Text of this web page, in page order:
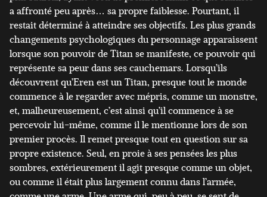
a affronté peu après… sa propre faiblesse. Pourtant, il
restait déterminé à atteindre ses objectifs. Les plus grands
changements psychologiques du personnage apparaissent
lorsque son pouvoir de Titan se manifeste, ce pouvoir qui
représente sa peur dans ses cauchemars. Lorsqu’ils
découvrent qu’Eren est un Titan, presque tout le monde
commence à le regarder avec mépris, comme un monstre,
et, malheureusement, c’est ainsi qu’il commence à se
percevoir lui-même, comme il le mentionne lors de son
premier procès. Il remet presque tout en question sur sa
propre existence. Seul, en proie à ses pensées les plus
sombres, extérieurement il agit presque comme un objet,
ou comme il était plus largement connu dans l’armée,